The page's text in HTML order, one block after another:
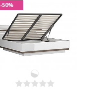
-50%